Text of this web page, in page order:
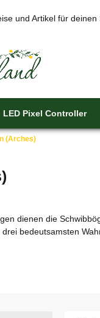
und Artikel für deinen
LED Pixel Controller
(Arches)
dienen die
bedeutsamsten